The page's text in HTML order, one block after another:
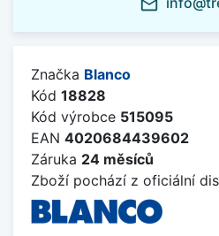
mail_outline
Značka Blanco
Kód 18828
Kód výrobce 515095
EAN 4020684439602
Záruka 24 měsíců
Zboží pochází z oficiální